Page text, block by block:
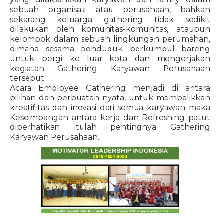
sebuah organisasi atau perusahaan, bahkan
sekarang keluarga gathering tidak sedikit
dilakukan oleh komunitas-komunitas, ataupun
kelompok dalam sebuah lingkungan perumahan,
dimana sesama penduduk berkumpul bareng
untuk pergi ke luar kota dan mengerjakan
kegiatan Gathering Karyawan Perusahaan
tersebut.
Acara Employee Gathering menjadi di antara
pilihan dan perbuatan nyata, untuk membalikkan
kreatifitas dan inovasi dari semua karyawan maka
Keseimbangan antara kerja dan Refreshing patut
diperhatikan itulah pentingnya Gathering
Karyawan Perusahaan.